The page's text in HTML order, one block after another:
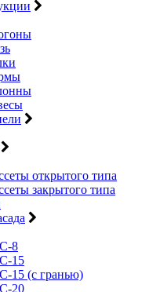
открытого типа
закрытого типа
8
15
15 (с гранью)
20